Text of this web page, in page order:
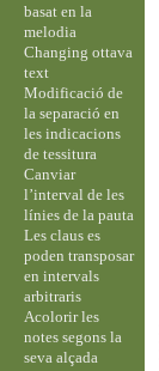
basat en la
melodia
Changing ottava
text
Modificació de
la separació en
les indicacions
de tessitura
Canviar
l’interval de les
línies de la pauta
Les claus es
poden transposar
en intervals
arbitraris
Acolorir les
notes segons la
seva alçada